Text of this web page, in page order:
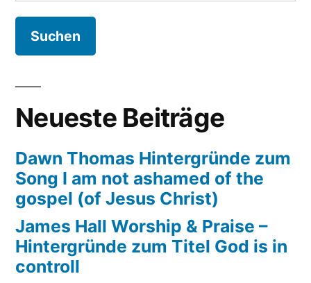
been
the
lord)
Neueste Beiträge
Dawn Thomas Hintergründe zum
Song I am not ashamed of the
gospel (of Jesus Christ)
James Hall Worship & Praise –
Hintergründe zum Titel God is in
controll